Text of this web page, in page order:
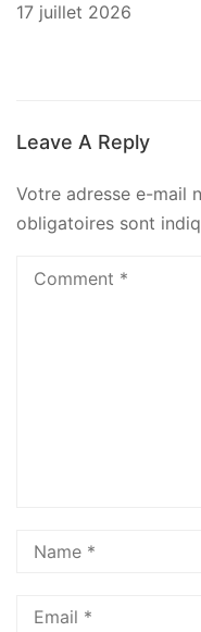
17 juillet 2026
Leave A Reply
Votre adresse e-mail
obligatoires sont